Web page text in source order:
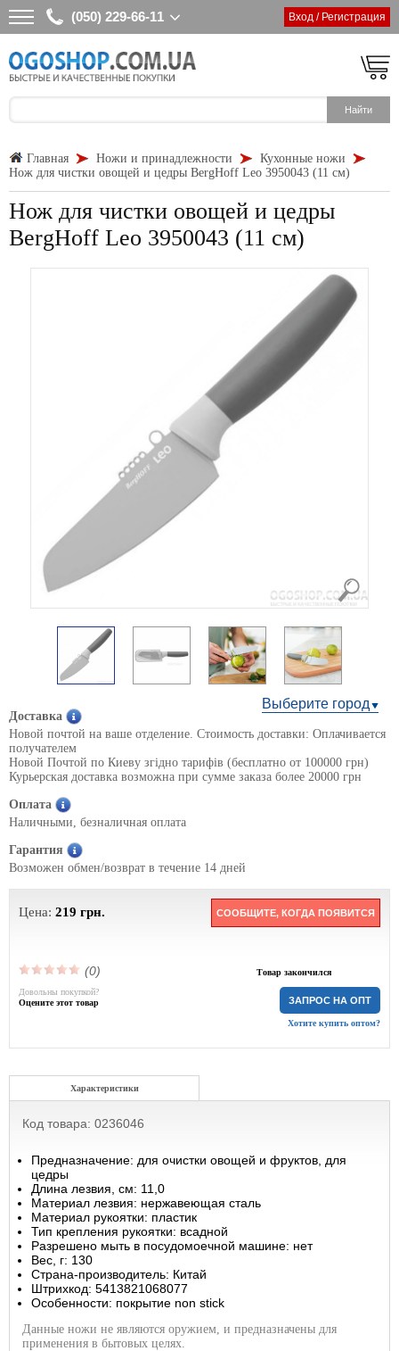
(050) 229-66-11 Вход / Регистрация
Главная Ножи и принадлежности
Кухонные ножи
Нож для чистки овощей и цедры BergHoff Leo 3950043 (11 см)
Нож для чистки овощей и цедры
BergHoff Leo 3950043 (11 см)
Выберите город
Доставка
Новой почтой на ваше отделение. Стоимость доставки: Оплачивается
получателем
Новой Почтой по Киеву згідно тарифів (бесплатно от 100000 грн)
Курьерская доставка возможна при сумме заказа более 20000 грн
Оплата
Наличными, безналичная оплата
Гарантия
Возможен обмен/возврат в течение 14 дней
Цена: 219 грн. СООБЩИТЕ, КОГДА ПОЯВИТСЯ
(0) Товар закончился
ЗАПРОС НА ОПТ
Хотите купить оптом?
Довольны покупкой?
Оцените этот товар
Характеристики
Код товара: 0236046
Предназначение: для очистки овощей и фруктов, для
цедры
Длина лезвия, см: 11,0
Материал лезвия: нержавеющая сталь
Материал рукоятки: пластик
Тип крепления рукоятки: всадной
Разрешено мыть в посудомоечной машине: нет
Вес, г: 130
Страна-производитель: Китай
Штрихкод: 5413821068077
Особенности: покрытие non stick
Данные ножи не являются оружием, и предназначены для
применения в бытовых целях.